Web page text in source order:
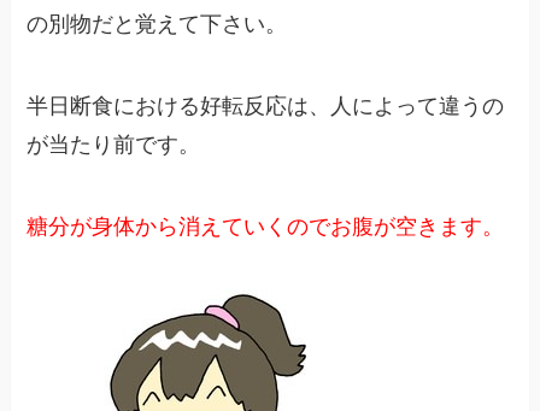
の別物だと覚えて下さい。
半日断食における好転反応は、人によって違うの
が当たり前です。
糖分が身体から消えていくのでお腹が空きます。